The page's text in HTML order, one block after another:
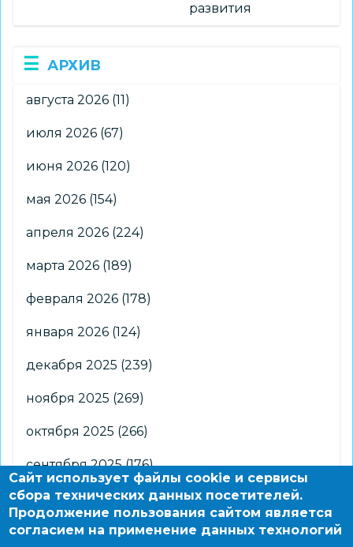
развития
АРХИВ
августа 2026 (11)
июля 2026 (67)
июня 2026 (120)
мая 2026 (154)
апреля 2026 (224)
марта 2026 (189)
февраля 2026 (178)
января 2026 (124)
декабря 2025 (239)
ноября 2025 (269)
октября 2025 (266)
сентября 2025(176)
августа 2025(2)
Сайт использует файлы cookie и сервисы
сбора технических данных посетителей.
Продолжение пользования сайтом является
согласием на применение данных технологий